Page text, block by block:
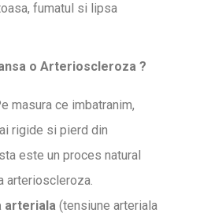
fumatul si lipsa
o Arterioscleroza ?
masura ce imbatranim,
rigide si pierd din
este un proces natural
arterioscleroza.
arteriala (tensiune arteriala